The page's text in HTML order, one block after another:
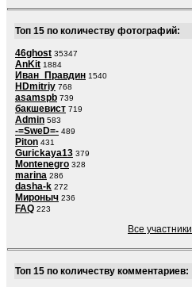
Топ 15 по количеству фотографий:
46ghost 35347
AnKit 1884
Иван_Правдин 1540
HDmitriy 768
asamspb 739
бакшевист 719
Admin 583
-=SweD=- 489
Piton 431
Gurickaya13 379
Montenegro 328
marina 286
dasha-k 272
Мироныч 236
FAQ 223
Все участники
Топ 15 по количеству комментариев: